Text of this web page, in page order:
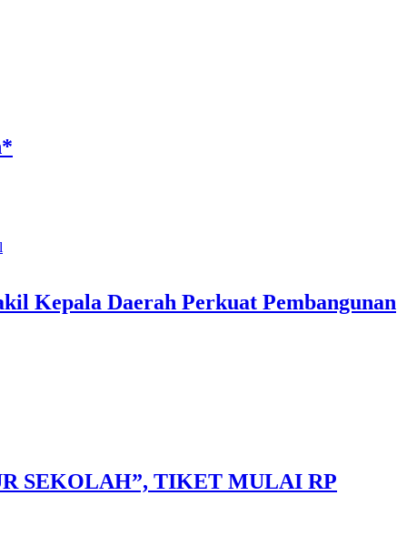
Kepala Daerah Perkuat Pembangunan
SEKOLAH”, TIKET MULAI RP